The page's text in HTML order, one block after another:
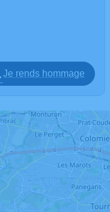
Je rends hommage